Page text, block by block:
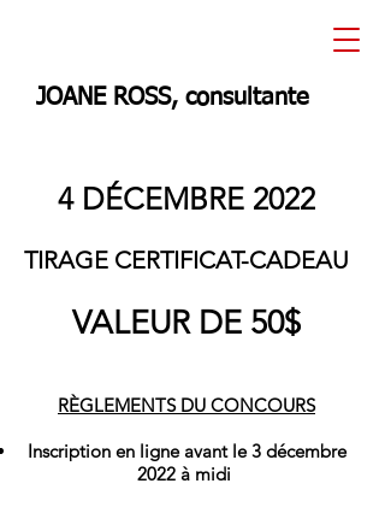
JOANE ROSS, consultante
4 DÉCEMBRE 2022
TIRAGE CERTIFICAT-CADEAU
VALEUR DE 50$
RÈGLEMENTS DU CONCOURS
Inscription en ligne avant le 3 décembre
2022 à midi